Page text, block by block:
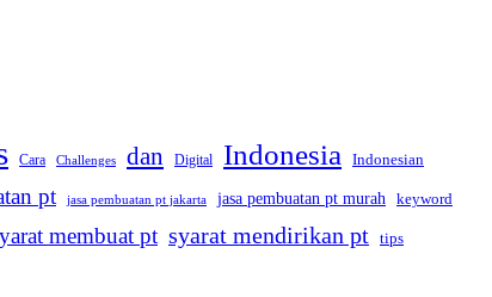
Cara Challenges dan Digital Indonesia Indonesian
pt jasa pembuatan pt jakarta jasa pembuatan pt murah keyword
membuat pt syarat mendirikan pt tips